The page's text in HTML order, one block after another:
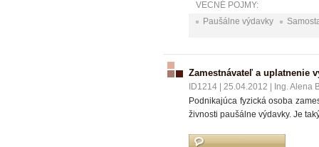
VECNÉ POJMY:
Paušálne výdavky
Zamestnávateľ a uplatnenie
ID1214 25.04.2012
Ing. Alena
Podnikajúca fyzická osoba
živnosti paušálne výdavky. Je